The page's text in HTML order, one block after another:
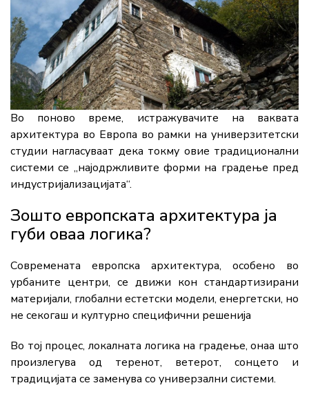
Во поново време, истражувачите на ваквата
архитектура во Европа во рамки на универзитетски
студии нагласуваат дека токму овие традиционални
системи се „најодржливите форми на градење пред
индустријализацијата“.
Зошто европската архитектура ја
губи оваа логика?
Современата европска архитектура, особено во
урбаните центри, се движи кон стандартизирани
материјали, глобални естетски модели, енергетски, но
не секогаш и културно специфични решенија
Во тој процес, локалната логика на градење, онаа што
произлегува од теренот, ветерот, сонцето и
традицијата се заменува со универзални системи.